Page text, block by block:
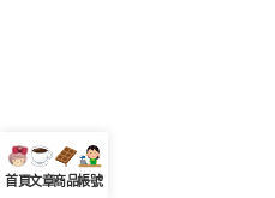
首頁文章商品帳號